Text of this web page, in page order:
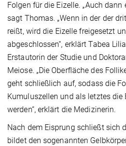
Folgen für die Eizelle. „Auch dann
sagt Thomas. „Wenn in der der
reißt, wird die Eizelle freigesetzt
abgeschlossen“, erklärt Tabea
Erstautorin der Studie und
Meiose. „Die Oberfläche des
geht schließlich auf, sodass die
Kumuluszellen und als letztes die
werden“, erklärt die Medizinerin.
Nach dem Eisprung schließt sich
bildet den sogenannten